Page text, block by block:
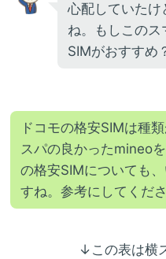
心配していたけ
ね。もしこの
SIMがおすすめ
ドコモの格安SIMは種
スパの良かったmineo
の格安SIMについても
すね。参考にしてくださ
↓この表は横